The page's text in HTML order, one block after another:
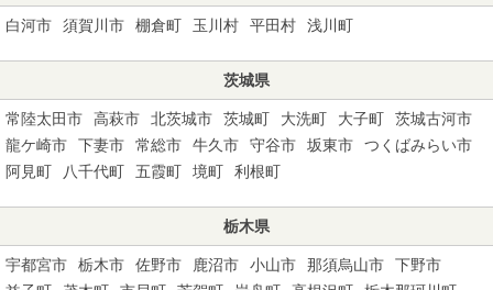
白河市 須賀川市 棚倉町 玉川村 平田村 浅川町
茨城県
常陸太田市 高萩市 北茨城市 茨城町 大洗町 大子町
茨城古河市
龍ケ崎市
下妻市 常総市 牛久市 守谷市 坂東市
つくばみらい市
阿見町
八千代町 五霞町 境町 利根町
栃木県
宇都宮市 栃木市 佐野市 鹿沼市 小山市 那須烏山市
下野市